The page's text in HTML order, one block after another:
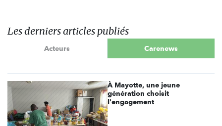
Les derniers articles publiés
Acteurs Carenews
À Mayotte, une jeune
génération choisit
l'engagement